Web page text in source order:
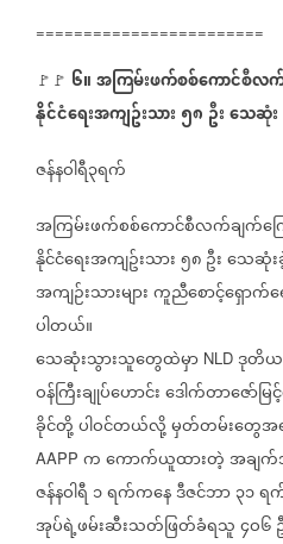
========================
🚩🚩 ၆။အကြမ်းဖက်စစ်ကောင်စီလက်
နိုင်ငံရေးအကျဥ်းသား ၅၈ ဦးသေဆုံး
ဇန်နဝါရီ၃ရက်
အကြမ်းဖက်စစ်ကောင်စီလက်ချက်ကြ
နိုင်ငံရေးအကျဥ်းသား၅၈ဦးသေဆုံ
အကျဉ်းသားများကူညီစောင့်ရှောက်
ပါတယ်။
သေဆုံးသွားသူတွေထဲမှာ NLD ဒုတိယ
ဝန်ကြီးချုပ်ဟောင်းဒေါက်တာဇော်မြ
ခိုင်တို့ပါဝင်တယ်လို့မှတ်တမ်းတွေအ
AAPP ကကောက်ယူထားတဲ့အချ
ဇန်နဝါရီ ၁ရက်ကနေဒီဇင်ဘာ၃၁ရ
အုပ်ရဲ့ဖမ်းဆီးသတ်ဖြတ်ခံရသူ၄ဝ၆